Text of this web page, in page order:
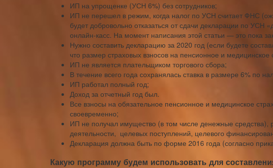
ИП на упрощенке (УСН 6%) без сотрудников;
ИП не перешел в режим, когда налог по УСН считает ФНС
будет добровольно отказаться от сдачи декларации по
онлайн-касс. На момент написания этой статьи — это пока
Нужно составить декларацию за 2020 год (если будете
что размер страховых взносов на пенсионное и
ИП не является плательщиком торгового сбора;
В течение всего года сохранялась ставка в размере 6% по
ИП работал полный год;
Доход за отчетный год был.
Все взносы на обязательное пенсионное и медицинское
своевременно;
ИП не получал имущество (в том числе денежные средства),
деятельности, целевых поступлений, целевого
Декларация должна быть по форме 2016 года (согласно
Какую программу будем использовать для